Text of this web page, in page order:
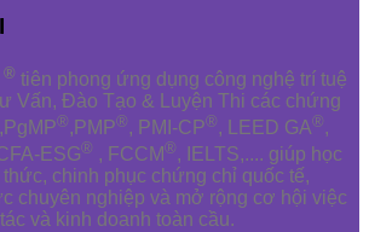
® tiên phong ứng dụng công nghệ trí tuệ
Vấn, Đào Tạo & Luyện Thi các chứng
,PgMP®,PMP®, PMI-CP®, LEED GA®,
ESG® , FCCM®, IELTS,.... giúp học
chinh phục chứng chỉ quốc tế,
chuyên nghiệp và mở rộng cơ hội việc
và kinh doanh toàn cầu.